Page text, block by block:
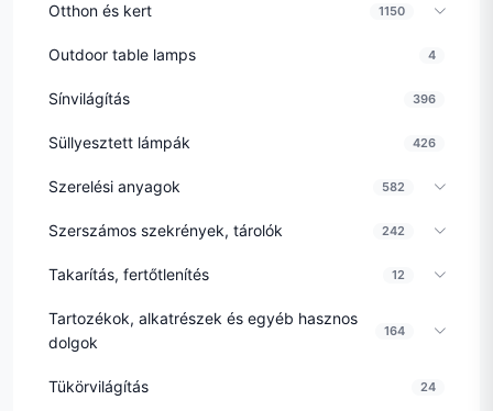
Otthon és kert 1150
Outdoor table lamps 4
Sínvilágítás 396
Süllyesztett lámpák 426
Szerelési anyagok 582
Szerszámos szekrények, tárolók 242
Takarítás, fertőtlenítés 12
Tartozékok, alkatrészek és egyéb hasznos
dolgok
164
Tükörvilágítás 24